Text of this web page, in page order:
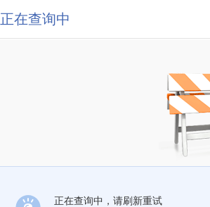
正在查询中
正在查询中，请刷新重试